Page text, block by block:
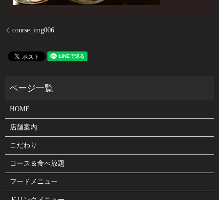
course_img006
HOME
店舗案内
こだわり
コース＆食べ放題
フードメニュー